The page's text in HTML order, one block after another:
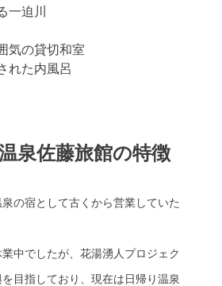
一迫川
気の貸切和室
れた内風呂
泉佐藤旅館の特徴
の宿として古くから営業していた
中でしたが、花湯湧人プロジェク
を目指しており、現在は日帰り温泉